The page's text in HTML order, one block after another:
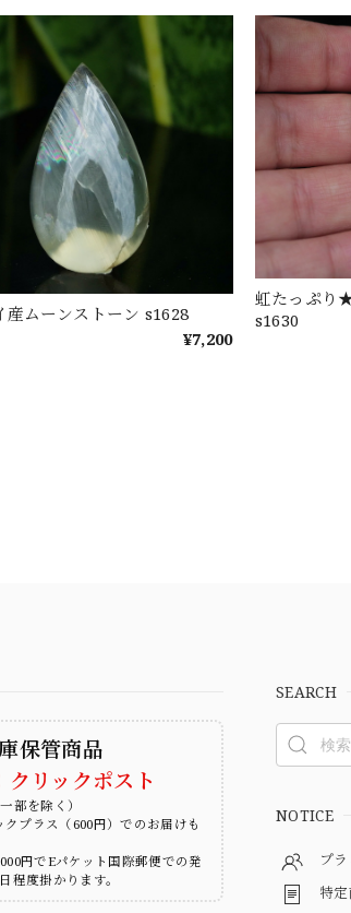
ムーンストーン s1628
¥7,200
虹たっぷり
s1630
保管商品
リックポスト
部を除く）
プラス（600円）でのお届けも
円でEパケット国際郵便での発
程度掛かります。
SEARCH
NOTICE
プ
特